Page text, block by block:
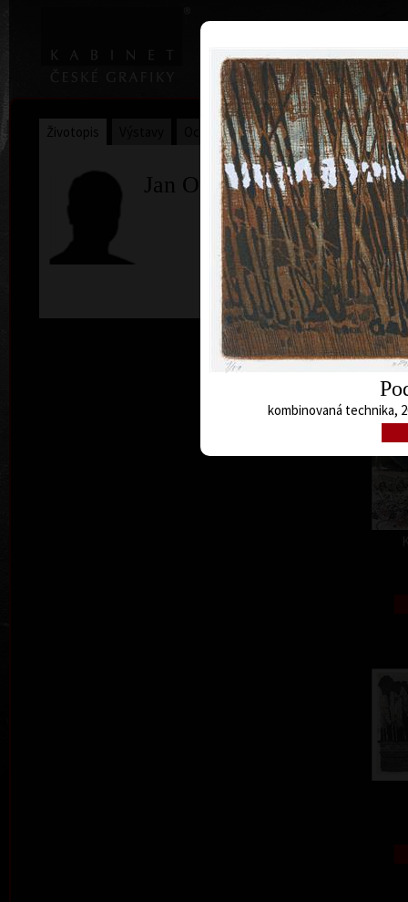
Home |
Životopis Ocenění Sbírky
Jan Otava
kombinovaná technika,